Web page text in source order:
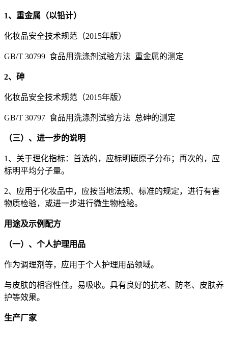
1、重金属（以铅计）
化妆品安全技术规范（2015年版）
GB/T 30799 食品用洗涤剂试验方法 重金属的测定
2、砷
化妆品安全技术规范（2015年版）
GB/T 30797 食品用洗涤剂试验方法 总砷的测定
（三）、进一步的说明
1、关于理化指标：首选的，应标明碳原子分布；再次的，应
标明平均分子量。
2、应用于化妆品中，应按当地法规、标准的规定，进行有害
物质检验，或进一步进行微生物检验。
用途及示例配方
（一）、个人护理用品
作为调理剂等，应用于个人护理用品领域。
与皮肤的相容性佳。易吸收。具有良好的抗老、防老、皮肤养
护等效果。
生产厂家